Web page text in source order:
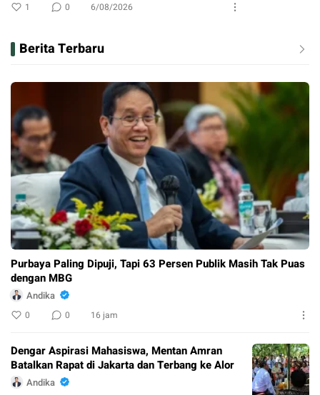
1 0 6/08/2026
Berita Terbaru
Purbaya Paling Dipuji, Tapi 63 Persen Publik Masih Tak Puas
dengan MBG
Andika
0 0 16 jam
Dengar Aspirasi Mahasiswa, Mentan Amran
Batalkan Rapat di Jakarta dan Terbang ke Alor
Andika